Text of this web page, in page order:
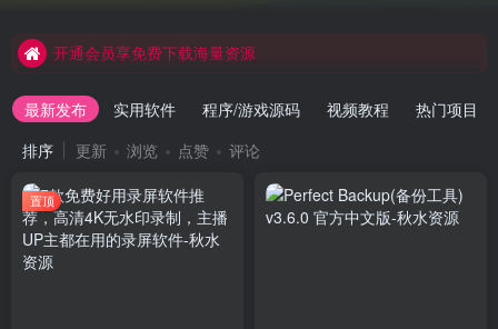
开通会员享免费下载海量资源
最新发布 实用软件 程序/游戏源码 视频教程
热门项目
排序
更新 浏览 点赞 评论
置顶